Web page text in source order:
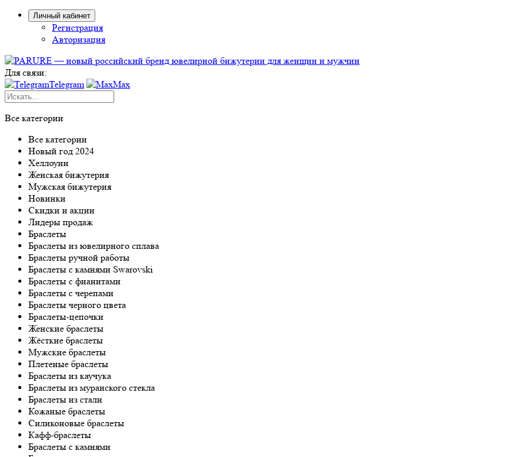
Личный кабинет
Регистрация
Авторизация
Для связи:
Telegram
Max
Все категории
Все категории
Новый год 2024
Хеллоуин
Женская бижутерия
Мужская бижутерия
Новинки
Скидки и акции
Лидеры продаж
Браслеты
Браслеты из ювелирного сплава
Браслеты ручной работы
Браслеты с камнями Swarovski
Браслеты с фианитами
Браслеты с черепами
Браслеты черного цвета
Браслеты-цепочки
Женские браслеты
Жёсткие браслеты
Мужские браслеты
Плетеные браслеты
Браслеты из каучука
Браслеты из муранского стекла
Браслеты из стали
Кожаные браслеты
Силиконовые браслеты
Кафф-браслеты
Браслеты с камнями